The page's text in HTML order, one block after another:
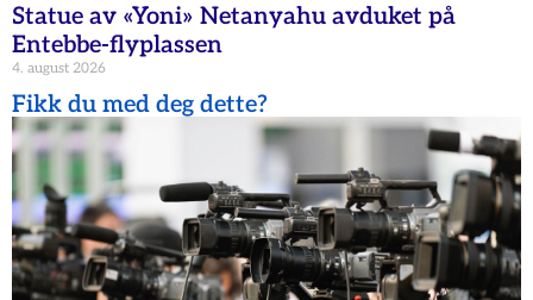
Statue av «Yoni» Netanyahu avduket på
Entebbe-flyplassen
4. august 2026
Fikk du med deg dette?